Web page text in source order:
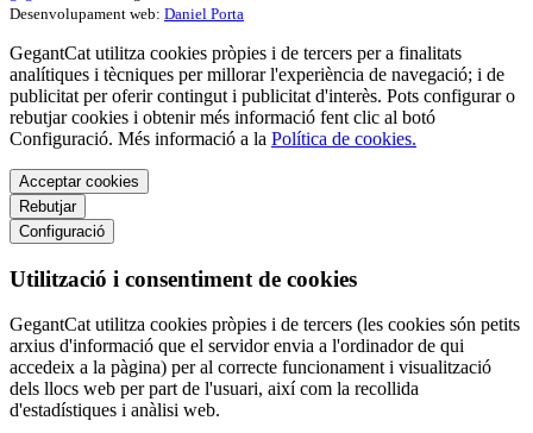
Desenvolupament web: Daniel Porta
GegantCat utilitza cookies pròpies i de tercers per a finalitats
analítiques i tècniques per millorar l'experiència de navegació; i de
publicitat per oferir contingut i publicitat d'interès. Pots configurar o
rebutjar cookies i obtenir més informació fent clic al botó
Configuració. Més informació a la Política de cookies.
Acceptar cookies
Rebutjar
Configuració
Utilització i consentiment de cookies
GegantCat utilitza cookies pròpies i de tercers (les cookies són petits
arxius d'informació que el servidor envia a l'ordinador de qui
accedeix a la pàgina) per al correcte funcionament i visualització
dels llocs web per part de l'usuari, així com la recollida
d'estadístiques i anàlisi web.